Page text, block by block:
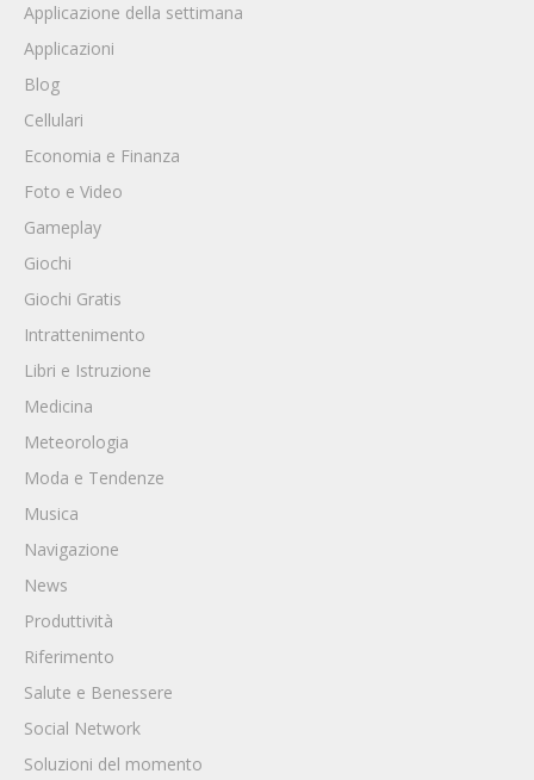
Applicazione della settimana
Applicazioni
Blog
Cellulari
Economia e Finanza
Foto e Video
Gameplay
Giochi
Giochi Gratis
Intrattenimento
Libri e Istruzione
Medicina
Meteorologia
Moda e Tendenze
Musica
Navigazione
News
Produttività
Riferimento
Salute e Benessere
Social Network
Soluzioni del momento